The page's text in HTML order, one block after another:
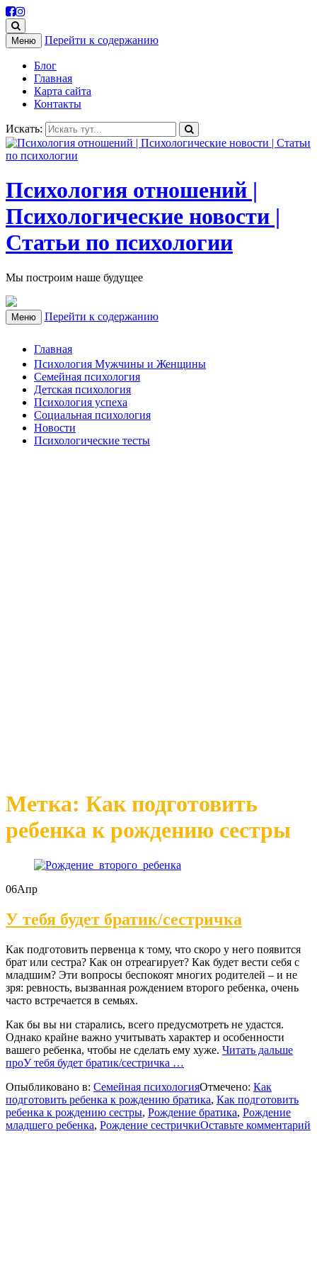
Меню Перейти к содержанию
Блог
Главная
Карта сайта
Контакты
Искать:
Психология отношений |
Психологические новости |
Статьи по психологии
Мы построим наше будущее
Меню Перейти к содержанию
Главная
Психология Мужчины и Женщины
Семейная психология
Детская психология
Психология успеха
Социальная психология
Новости
Психологические тесты
Метка: Как подготовить
ребенка к рождению сестры
06Апр
У тебя будет братик/сестричка
Как подготовить первенца к тому, что скоро у него появится
брат или сестра? Как он отреагирует? Как будет вести себя с
младшим? Эти вопросы беспокоят многих родителей – и не
зря: ревность, вызванная рождением второго ребенка, очень
часто встречается в семьях.
Как бы вы ни старались, всего предусмотреть не удастся.
Однако крайне важно учитывать характер и особенности
вашего ребенка, чтобы не сделать ему хуже. Читать дальше
проУ тебя будет братик/сестричка …
Опыбликовано в: Семейная психологияОтмечено: Как
подготовить ребенка к рождению братика, Как подготовить
ребенка к рождению сестры, Рождение братика, Рождение
младшего ребенка, Рождение сестричкиОставьте комментарий